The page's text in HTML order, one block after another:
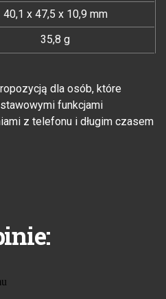
40,1 x 47,5 x 10,9 mm
35,8 g
dla osób, które
funkcjami
z telefonu i długim czasem